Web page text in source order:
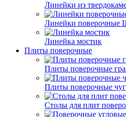
Линейки из
Линейки поверочные
Линейка мостик
Плиты поверочные
Плиты поверочные
Плиты поверочные
Столы для плит